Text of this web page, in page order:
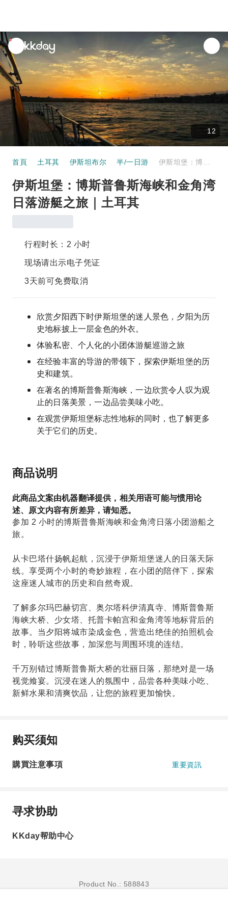
unread
notifications
12
首頁 土耳其 伊斯坦布尔 半/一日游
伊斯坦堡：博斯普鲁斯海峡和金角湾
日落游艇之旅｜土耳其
行程时长：2 小时
现场请出示电子凭证
3天前可免费取消
欣赏夕阳西下时伊斯坦堡的迷人景色，夕阳为历
史地标披上一层金色的外衣。
体验私密、个人化的小团体游艇巡游之旅
在经验丰富的导游的带领下，探索伊斯坦堡的历
史和建筑。
在著名的博斯普鲁斯海峡，一边欣赏令人叹为观
止的日落美景，一边品尝美味小吃。
在观赏伊斯坦堡标志性地标的同时，也了解更多
关于它们的历史。
商品说明
此商品文案由机器翻译提供，相关用语可能与惯用论
述、原文内容有所差异，请知悉。
参加 2 小时的博斯普鲁斯海峡和金角湾日落小团游船之
旅。
从卡巴塔什扬帆起航，沉浸于伊斯坦堡迷人的日落天际
线。享受两个小时的奇妙旅程，在小团的陪伴下，探索
这座迷人城市的历史和自然奇观。
了解多尔玛巴赫切宫、奥尔塔科伊清真寺、博斯普鲁斯
海峡大桥、少女塔、托普卡帕宫和金角湾等地标背后的
故事。当夕阳将城市染成金色，营造出绝佳的拍照机会
时，聆听这些故事，加深您与周围环境的连结。
千万别错过博斯普鲁斯大桥的壮丽日落，那绝对是一场
视觉飨宴。沉浸在迷人的氛围中，品尝各种美味小吃、
新鲜水果和清爽饮品，让您的旅程更加愉快。
购买须知
購買注意事項 重要資訊
寻求协助
KKday帮助中心
Product No.: 588843